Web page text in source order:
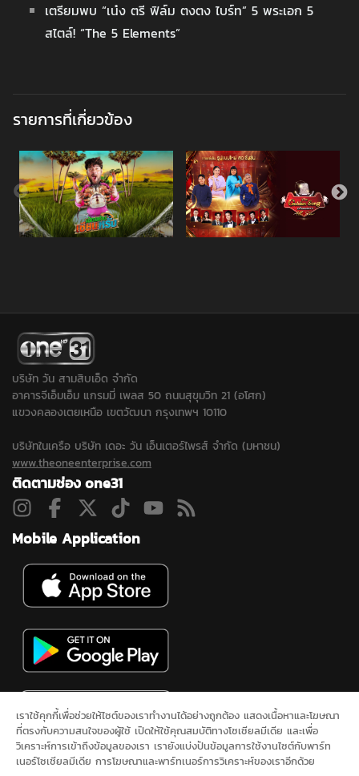
เตรียมพบ “เน๋ง ตรี ฟิล์ม ตงตง ไบร์ท” 5 พระเอก 5
สไตล์! “The 5 Elements”
รายการที่เกี่ยวข้อง
บริษัท วัน สามสิบเอ็ด จำกัด
อาคารจีเอ็มเอ็ม แกรมมี่ เพลส 50 ถนนสุขุมวิท 21 (อโศก)
แขวงคลองเตยเหนือ เขตวัฒนา กรุงเทพฯ 10110
บริษัทในเครือ บริษัท เดอะ วัน เอ็นเตอร์ไพรส์ จำกัด (มหาชน)
www.theoneenterprise.com
ติดตามช่อง one31
Mobile Application
เราใช้คุกกี้เพื่อช่วยให้ไซต์ของเราทำงานได้อย่างถูกต้อง แสดงเนื้อหาและโฆษณา
ที่ตรงกับความสนใจของผู้ใช้ เปิดให้ใช้คุณสมบัติทางโซเชียลมีเดีย และเพื่อ
วิเคราะห์การเข้าถึงข้อมูลของเรา เรายังแบ่งปันข้อมูลการใช้งานไซต์กับพาร์ท
เนอร์โซเชียลมีเดีย การโฆษณาและพาร์ทเนอร์การวิเคราะห์ของเราอีกด้วย